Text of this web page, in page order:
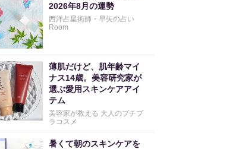
2026年8月の運勢
西洋占星術師・早矢の占い
Room
薄肌だけど、肌年齢マイ
ナス14歳。美容研究家が
選ぶ愛用スキンケアアイ
テム
美容家が教える 大人のプチプ
ラコスメ
暑くて朝のスキンケアを